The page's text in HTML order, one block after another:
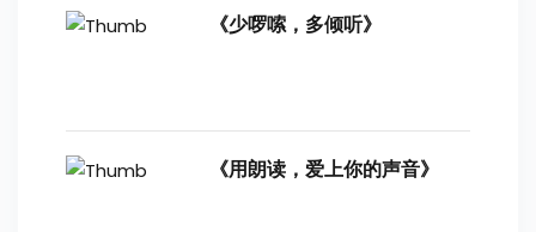
《少啰嗦，多倾听》
《用朗读，爱上你的声音》